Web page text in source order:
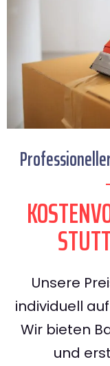
Unsere
individuell
Wir bieten
und